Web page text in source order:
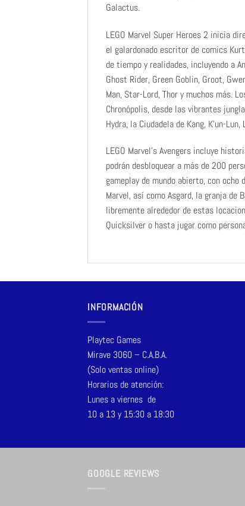
Galactus.
LEGO Marvel Super Heroes 2 inicia
el galardonado escritor de comics
de tiempo y realidades, incluyendo a
Ghost Rider, Green Goblin, Groot,
Man, Star-Lord, Thor y muchos más.
Chronópolis, desde las vibrantes
Hydra, la Ciudadela de Kang, K’un-
LEGO Marvel’s Avengers incluye
podrán desbloquear a más de 200
gameplay de mundo abierto, con
Marvel, así como Asgard, la granja de
libremente alrededor de estas
Quicksilver o hasta jugar como
INFORMACIÓN
Playtec Games
Mirave 3060 – C.A.B.A.
(Solo ventas online)
Horarios de atención:
Lunes a viernes de
10 a 13 y 15:30 a 18:30
GOOGLE REVIEWS